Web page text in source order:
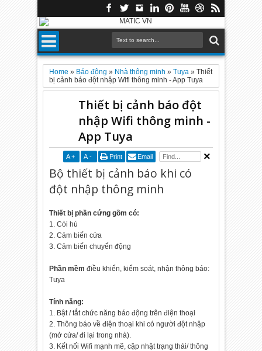
Home » Báo động » Nhà thông minh »Tuya »Thiết
bị cảnh báo đột nhập Wifi thông minh - App Tuya
Thiết bị cảnh báo đột
nhập Wifi thông minh -
App Tuya
A + A - Print Email
Bộ thiết bị cảnh báo khi có
đột nhập thông minh
Thiết bị phần cứng gồm có:
1. Còi hú
2. Cảm biến cửa
3. Cảm biến chuyển động
Phần mềm điều khiển, kiểm soát, nhận thông báo:
Tuya
Tính năng:
1. Bật / tắt chức năng báo động trên điện thoại
2. Thông báo về điện thoại khi có người đột nhập
(mở cửa/ đi lại trong nhà).
3. Kết nối Wifi mạnh mẽ, cập nhật trạng thái/ thông